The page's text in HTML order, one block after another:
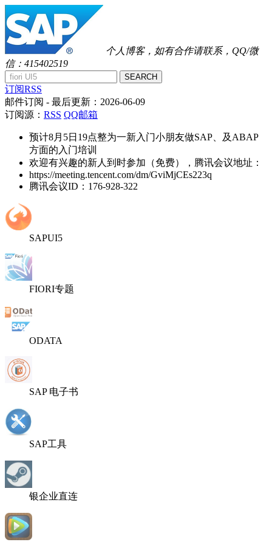
个人博客，如有合作请联系，QQ/微
信：415402519
SEARCH
订阅RSS
邮件订阅 - 最后更新： 2026-06-09
订阅源： RSS QQ邮箱
预计8月5日19点整为一新入门小朋友做SAP、及ABAP
方面的入门培训
欢迎有兴趣的新人到时参加（免费），腾讯会议地址：
https://meeting.tencent.com/dm/GviMjCEs223q
腾讯会议ID：176-928-322
SAPUI5
FIORI专题
ODATA
SAP 电子书
SAP工具
银企业直连